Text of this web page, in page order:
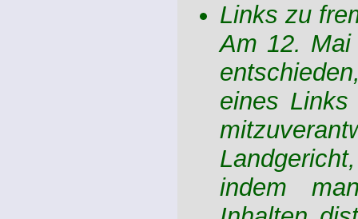
Links zu
Am 12. Mai
eines
indem